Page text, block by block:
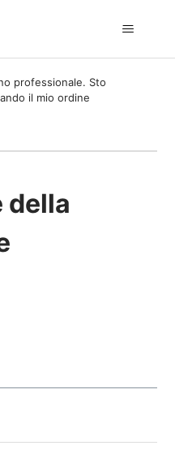
professionale. Sto
il mio ordine
della